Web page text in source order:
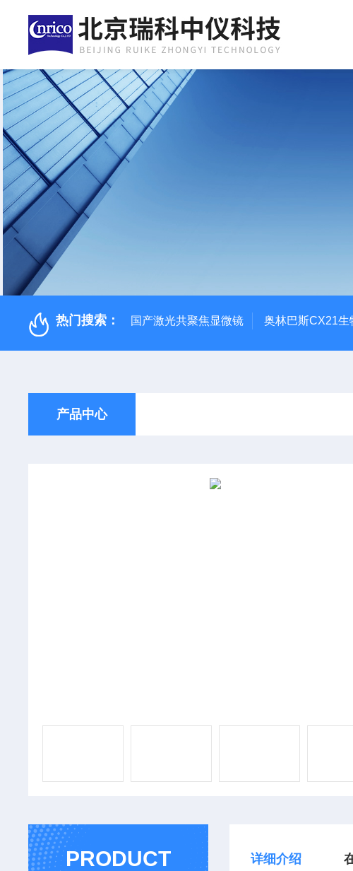
热门搜索： 国产激光共聚焦显微镜 奥林巴斯CX21生
产品中心
PRODUCT 详细介绍